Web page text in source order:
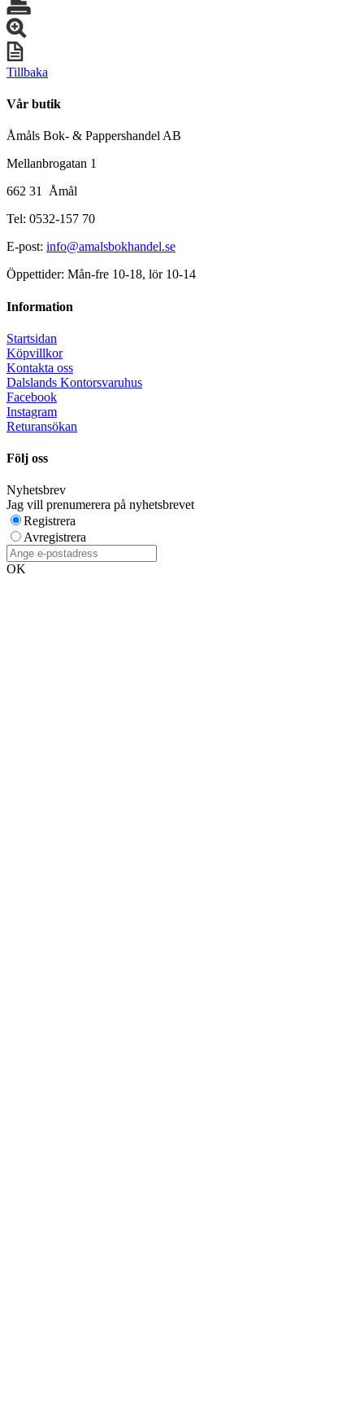
Tillbaka
Vår butik
Åmåls Bok- & Pappershandel AB
Mellanbrogatan 1
662 31 Åmål
Tel: 0532-157 70
E-post: info@amalsbokhandel.se
Öppettider: Mån-fre 10-18, lör 10-14
Information
Startsidan
Köpvillkor
Kontakta oss
Dalslands Kontorsvaruhus
Facebook
Instagram
Returansökan
Följ oss
Nyhetsbrev
Jag vill prenumerera på nyhetsbrevet
Registrera
Avregistrera
OK